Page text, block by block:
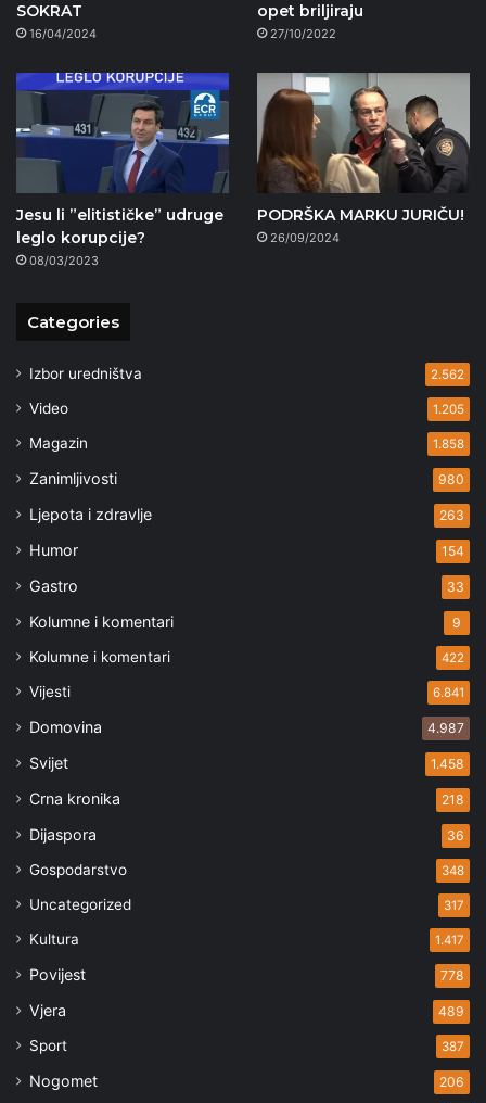
SOKRAT
16/04/2024
opet briljiraju
27/10/2022
Jesu li ”elitističke” udruge
leglo korupcije?
08/03/2023
PODRŠKA MARKU JURIČU!
26/09/2024
Categories
Izbor uredništva 2.562
Video 1.205
Magazin 1.858
Zanimljivosti 980
Ljepota i zdravlje 263
Humor 154
Gastro 33
Kolumne i komentari 9
Kolumne i komentari 422
Vijesti 6.841
Domovina 4.987
Svijet 1.458
Crna kronika 218
Dijaspora 36
Gospodarstvo 348
Uncategorized 317
Kultura 1.417
Povijest 778
Vjera 489
Sport 387
Nogomet 206